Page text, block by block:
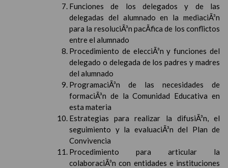
Funciones de los delegados y de las
delegadas del alumnado en la mediaciÃ³n
para la resoluciÃ³n pacÃ­fica de los conflictos
entre el alumnado
Procedimiento de elecciÃ³n y funciones del
delegado o delegada de los padres y madres
del alumnado
ProgramaciÃ³n de las necesidades de
formaciÃ³n de la Comunidad Educativa en
esta materia
Estrategias para realizar la difusiÃ³n, el
seguimiento y la evaluaciÃ³n del Plan de
Convivencia
Procedimiento para articular la
colaboraciÃ³n con entidades e instituciones